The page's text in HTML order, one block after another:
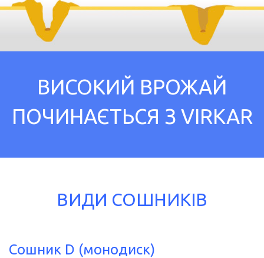
ВИСОКИЙ ВРОЖАЙ
ПОЧИНАЄТЬСЯ З VIRKAR
ВИДИ СОШНИКІВ
Сошник D (монодиск)